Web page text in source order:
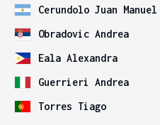
Cerundolo Juan Manuel
Obradovic Andrea
Eala Alexandra
Guerrieri Andrea
Torres Tiago